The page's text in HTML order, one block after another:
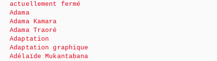
actuellement fermé
Adama
Adama Kamara
Adama Traoré
Adaptation
Adaptation graphique
Adélaïde Mukantabana